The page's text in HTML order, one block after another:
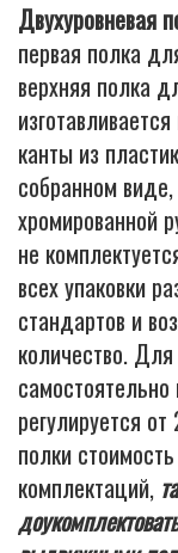
Двухуровневая
первая полка
верхняя полка
канты из
собранном
хромированной
не
всех упаковки
стандартов и
количество.
регулируется
полки
комплектаций,